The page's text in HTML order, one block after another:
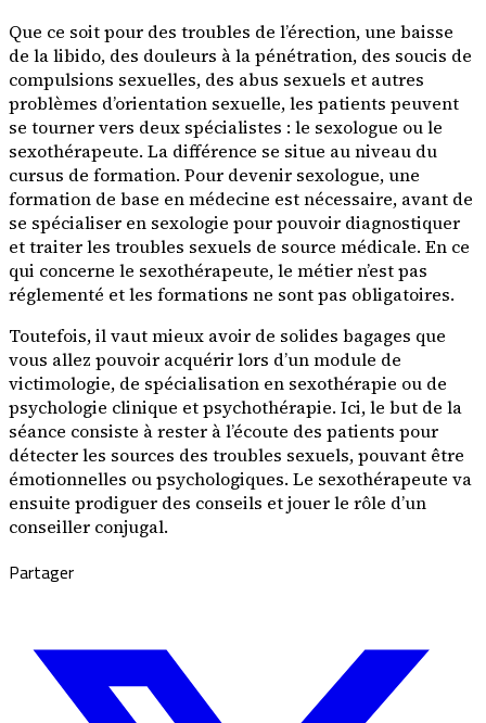
Que ce soit pour des troubles de l’érection, une baisse
de la libido, des douleurs à la pénétration, des soucis de
compulsions sexuelles, des abus sexuels et autres
problèmes d’orientation sexuelle, les patients peuvent
se tourner vers deux spécialistes : le sexologue ou le
sexothérapeute. La différence se situe au niveau du
cursus de formation. Pour devenir sexologue, une
formation de base en médecine est nécessaire, avant de
se spécialiser en sexologie pour pouvoir diagnostiquer
et traiter les troubles sexuels de source médicale. En ce
qui concerne le sexothérapeute, le métier n’est pas
réglementé et les formations ne sont pas obligatoires.
Toutefois, il vaut mieux avoir de solides bagages que
vous allez pouvoir acquérir lors d’un module de
victimologie, de spécialisation en sexothérapie ou de
psychologie clinique et psychothérapie. Ici, le but de la
séance consiste à rester à l’écoute des patients pour
détecter les sources des troubles sexuels, pouvant être
émotionnelles ou psychologiques. Le sexothérapeute va
ensuite prodiguer des conseils et jouer le rôle d’un
conseiller conjugal.
Partager